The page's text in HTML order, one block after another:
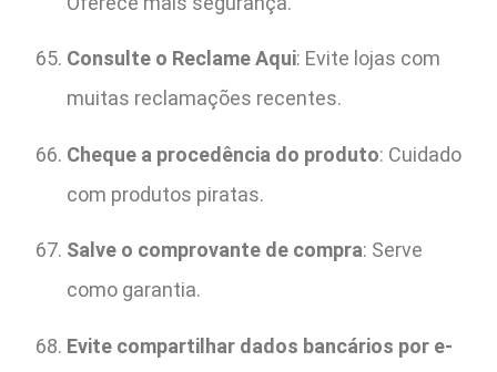
Consulte o Reclame Aqui: Evite lojas com
muitas reclamações recentes.
Cheque a procedência do produto: Cuidado
com produtos piratas.
Salve o comprovante de compra: Serve
como garantia.
Evite compartilhar dados bancários por e-